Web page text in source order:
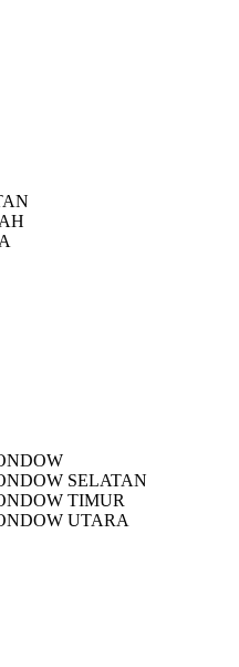
SELATAN
TIMUR
UTARA